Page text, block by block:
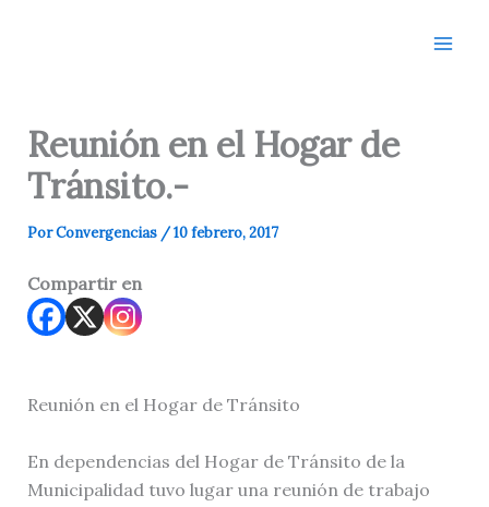
Reunión en el Hogar de
Tránsito.-
PorConvergencias /10 febrero, 2017
Compartir en
Reunión en el Hogar de Tránsito
En dependencias del Hogar de Tránsito de la
Municipalidad tuvo lugar una reunión de trabajo